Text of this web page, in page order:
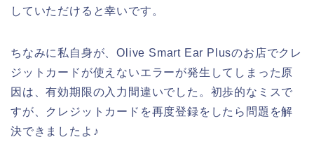
していただけると幸いです。
ちなみに私自身が、Olive Smart Ear Plusのお店でクレ
ジットカードが使えないエラーが発生してしまった原
因は、有効期限の入力間違いでした。初歩的なミスで
すが、クレジットカードを再度登録をしたら問題を解
決できましたよ♪